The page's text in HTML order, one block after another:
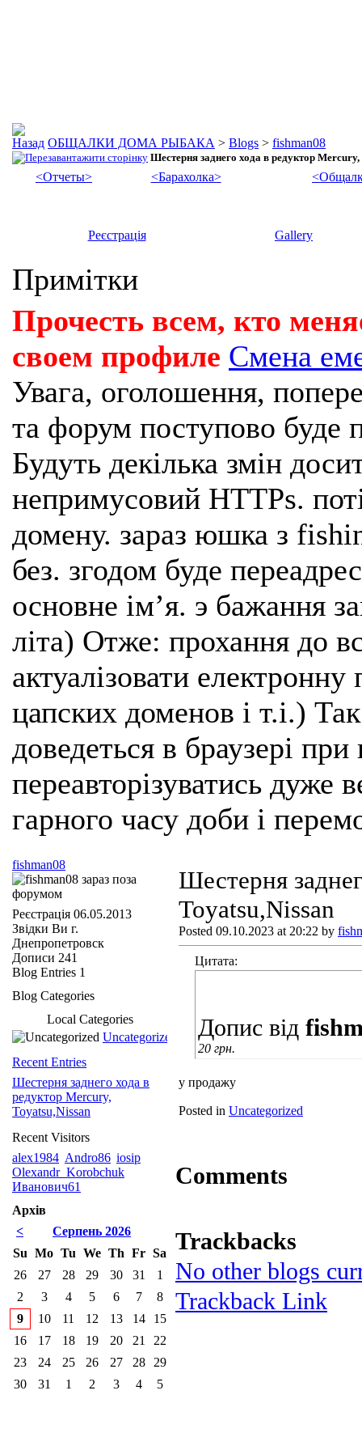
ОБЩАЛКИ ДОМА РЫБАКА > Blogs > fishman08
Шестерня заднего хода в редуктор
<Отчеты> <Барахолка>
Реєстрація Gallery
Примітки
Прочесть всем, кто
своем профиле Смена
Увага, оголошення,
та форум поступово буде
Будуть декілька змін
непримусовий HTTPs.
домену. зараз юшка з
без. згодом буде
основне імʼя. э бажання
літа) Отже: прохання до
актуалізовати
цапских доменов і т.і.)
доведеться в браузері
переавторізуватись
гарного часу доби і
Шестерня
Toyatsu,Nissan
Posted 09.10.2023 at 20:22 by
Цитата:
Допис від
20 грн.
у продажу
Posted in Uncategorized
Comments
Trackbacks
No other blogs
Trackback Link
fishman08
Реєстрація 06.05.2013
Звідки Ви г.
Днепропетровск
Дописи 241
Blog Entries 1
Blog Categories
Local Categories
Uncategorized
Recent Entries
Шестерня заднего хода в
редуктор Mercury,
Toyatsu,Nissan
Recent Visitors
alex1984 Andro86 iosip
Olexandr_Korobchuk
Иванович61
Архів
<
Серпень 2026
Su Mo Tu We Th Fr Sa
26
27 28 29 30 31
1
2
3 4 5 6 7
8
9
10 11 12 13 14
15
16
17 18 19 20 21
22
23
24 25 26 27 28
29
30
31 1 2 3 4 5